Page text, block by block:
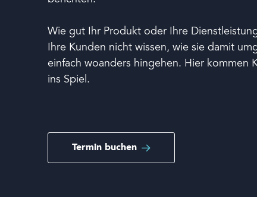
Sprache
Wie gut Ihr Produkt oder Ihre
Ihre Kunden nicht wissen, wie sie damit
einfach woanders hingehen. Hier kommen
ins Spiel.
Termin buchen